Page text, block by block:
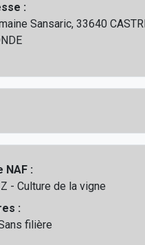
:
Sansaric, 33640
NAF :
- Culture de la vigne
:
filière